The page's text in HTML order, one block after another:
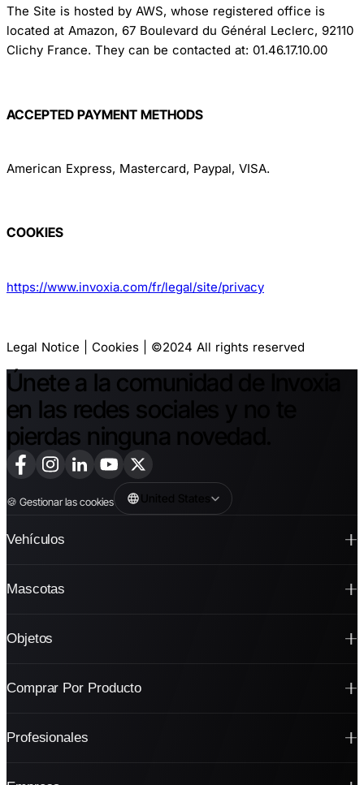
The Site is hosted by AWS, whose registered office is
located at Amazon, 67 Boulevard du Général Leclerc, 92110
Clichy France. They can be contacted at: 01.46.17.10.00
ACCEPTED PAYMENT METHODS
American Express, Mastercard, Paypal, VISA.
COOKIES
https://www.invoxia.com/fr/legal/site/privacy
Legal Notice | Cookies | ©2024 All rights reserved
Únete a la comunidad de Invoxia
en las redes sociales y no te
pierdas ninguna novedad.
🍪 Gestionar las cookies United States
Vehículos
Mascotas
Objetos
Comprar Por Producto
Profesionales